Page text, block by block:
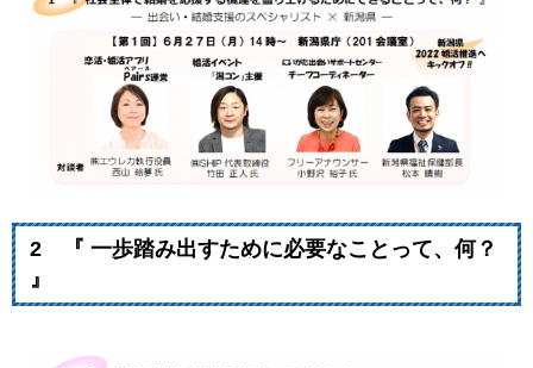
2
『 一歩踏み出すために必要なことって、何？
』